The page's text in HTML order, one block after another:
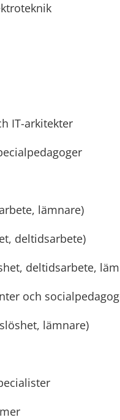
IT-arkitekter
lämnare)
deltidsarbete)
deltidsarbete,
och
lämnare)